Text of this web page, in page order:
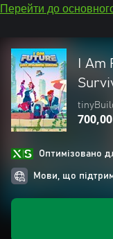
Перейти до
I
Оптимізовано
Мови, що